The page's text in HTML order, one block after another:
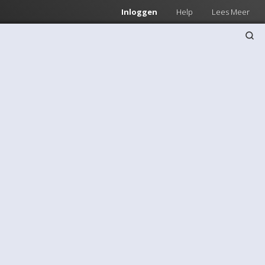
Inloggen Help Lees Meer